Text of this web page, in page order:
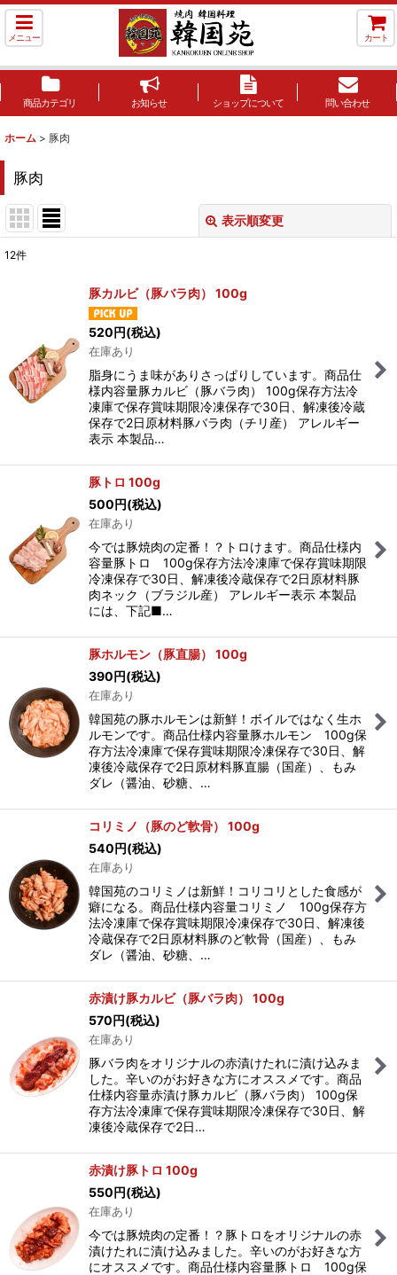
メニュー カート
商品カテゴリ お知らせ ショップについて 問い合わせ
ホーム > 豚肉
豚肉
表示順変更
絞り込む
12件
豚カルビ（豚バラ肉） 100g
520円(税込)
在庫あり
脂身にうま味がありさっぱりしています。商品仕
様内容量豚カルビ（豚バラ肉） 100g保存方法冷
凍庫で保存賞味期限冷凍保存で30日、解凍後冷蔵
保存で2日原材料豚バラ肉（チリ産） アレルギー
表示 本製品…
豚トロ 100g
500円(税込)
在庫あり
今では豚焼肉の定番！？トロけます。商品仕様内
容量豚トロ 100g保存方法冷凍庫で保存賞味期限
冷凍保存で30日、解凍後冷蔵保存で2日原材料豚
肉ネック（ブラジル産） アレルギー表示 本製品
には、下記■…
豚ホルモン（豚直腸） 100g
390円(税込)
在庫あり
韓国苑の豚ホルモンは新鮮！ボイルではなく生ホ
ルモンです。商品仕様内容量豚ホルモン 100g保
存方法冷凍庫で保存賞味期限冷凍保存で30日、解
凍後冷蔵保存で2日原材料豚直腸（国産）、もみ
ダレ（醤油、砂糖、…
コリミノ（豚のど軟骨） 100g
540円(税込)
在庫あり
韓国苑のコリミノは新鮮！コリコリとした食感が
癖になる。商品仕様内容量コリミノ 100g保存方
法冷凍庫で保存賞味期限冷凍保存で30日、解凍後
冷蔵保存で2日原材料豚のど軟骨（国産）、もみ
ダレ（醤油、砂糖、…
赤漬け豚カルビ（豚バラ肉） 100g
570円(税込)
在庫あり
豚バラ肉をオリジナルの赤漬けたれに漬け込みま
した。辛いのがお好きな方にオススメです。商品
仕様内容量赤漬け豚カルビ（豚バラ肉） 100g保
存方法冷凍庫で保存賞味期限冷凍保存で30日、解
凍後冷蔵保存で2日…
赤漬け豚トロ 100g
550円(税込)
在庫あり
今では豚焼肉の定番！？豚トロをオリジナルの赤
漬けたれに漬け込みました。辛いのがお好きな方
にオススメです。商品仕様内容量豚トロ 100g保